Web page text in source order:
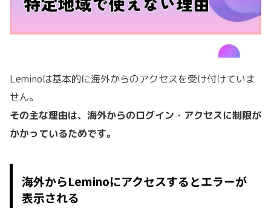
Leminoは基本的に海外からのアクセスを受け付けていま
せん。
その主な理由は、海外からのログイン・アクセスに制限が
かかっているためです。
海外からLeminoにアクセスするとエラーが
表示される